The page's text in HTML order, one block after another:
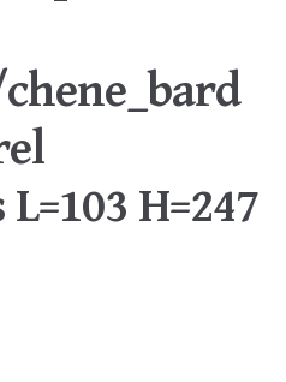
H=247